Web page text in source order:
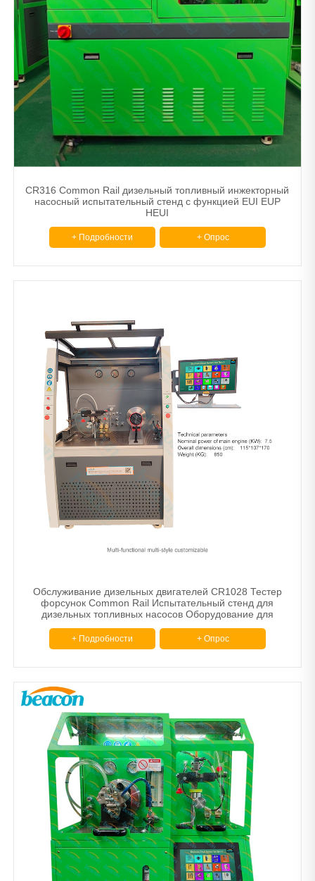
CR316 Common Rail дизельный топливный инжекторный
насосный испытательный стенд с функцией EUI EUP
HEUI
+ Подробности + Опрос
Обслуживание дизельных двигателей CR1028 Тестер
форсунок Common Rail Испытательный стенд для
дизельных топливных насосов Оборудование для
тестирования форсунок
+ Подробности + Опрос